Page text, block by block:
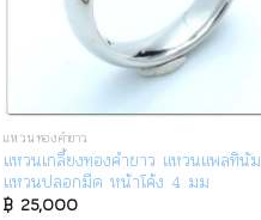
แหวนทองคำขาว
แหวนเกลี้ยงทองคำขาว แหวนแพลทินัม
แหวนปลอกมีด หน้าโค้ง 4 มม
฿25,000